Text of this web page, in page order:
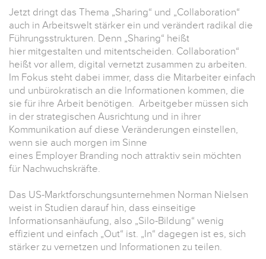
Jetzt dringt das Thema „Sharing“ und „Collaboration“
auch in Arbeitswelt stärker ein und verändert radikal die
Führungsstrukturen. Denn „Sharing“ heißt
hier mitgestalten und mitentscheiden. Collaboration“
heißt vor allem, digital vernetzt zusammen zu arbeiten.
Im Fokus steht dabei immer, dass die Mitarbeiter einfach
und unbürokratisch an die Informationen kommen, die
sie für ihre Arbeit benötigen. Arbeitgeber müssen sich
in der strategischen Ausrichtung und in ihrer
Kommunikation auf diese Veränderungen einstellen,
wenn sie auch morgen im Sinne
eines Employer Branding noch attraktiv sein möchten
für Nachwuchskräfte.
Das US-Marktforschungsunternehmen Norman Nielsen
weist in Studien darauf hin, dass einseitige
Informationsanhäufung, also „Silo-Bildung“ wenig
effizient und einfach „Out“ ist. „In“ dagegen ist es, sich
stärker zu vernetzen und Informationen zu teilen.